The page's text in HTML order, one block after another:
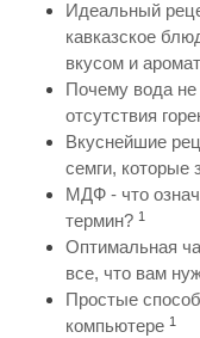
Идеальный
кавказское
вкусом и
Почему вода не
отсутствия
Вкуснейшие
семги, которые
МДФ - что
термин? 1
Оптимальная
все, что вам
Простые
компьютере 1